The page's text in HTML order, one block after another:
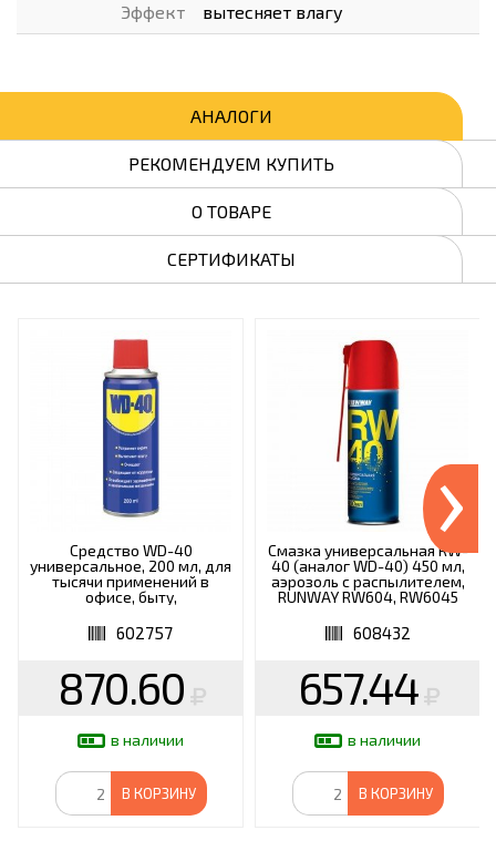
Эффект вытесняет влагу
АНАЛОГИ
РЕКОМЕНДУЕМ КУПИТЬ
О ТОВАРЕ
СЕРТИФИКАТЫ
Средство WD-40
универсальное, 200 мл, для
тысячи применений в
офисе, быту,
602757
870.60
в наличии
В КОРЗИНУ
Смазка универсальная RW-
40 (аналог WD-40) 450 мл,
аэрозоль с распылителем,
RUNWAY RW604, RW6045
608432
657.44
в наличии
В КОРЗИНУ
›